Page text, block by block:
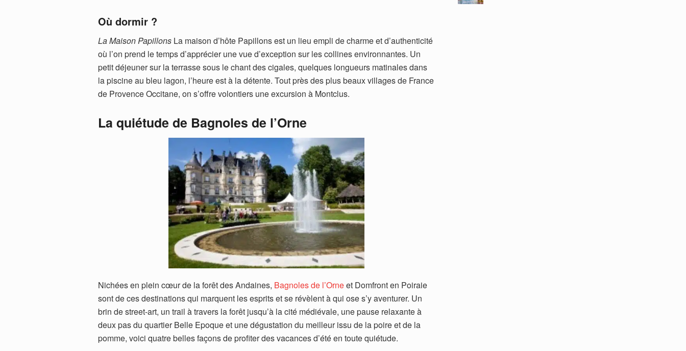
Où dormir ?
La Maison Papillons La maison d’hôte Papillons est un lieu empli de charme et d’authenticité
où l’on prend le temps d’apprécier une vue d’exception sur les collines environnantes. Un
petit déjeuner sur la terrasse sous le chant des cigales, quelques longueurs matinales dans
la piscine au bleu lagon, l’heure est à la détente. Tout près des plus beaux villages de France
de Provence Occitane, on s’offre volontiers une excursion à Montclus.
La quiétude de Bagnoles de l’Orne
Nichées en plein cœur de la forêt des Andaines, Bagnoles de l’Orneet Domfront en Poiraie
sont de ces destinations qui marquent les esprits et se révèlent à qui ose s’y aventurer. Un
brin de street-art, un trail à travers la forêt jusqu’à la cité médiévale, une pause relaxante à
deux pas du quartier Belle Epoque et une dégustation du meilleur issu de la poire et de la
pomme, voici quatre belles façons de profiter des vacances d’été en toute quiétude.